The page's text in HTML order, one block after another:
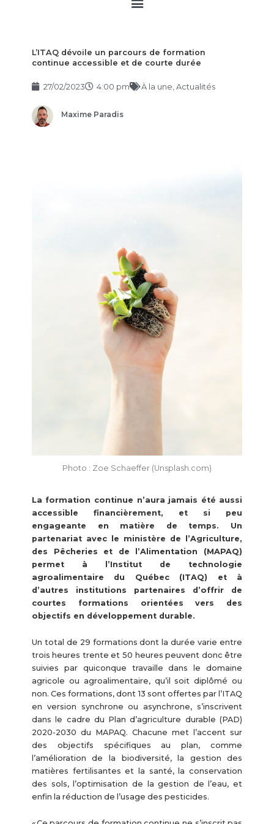
L’ITAQ dévoile un parcours de formation
continue accessible et de courte durée
27/02/2023 4:00 pm À la une Actualités
Maxime Paradis
Photo : Zoe Schaeffer (Unsplash.com)
La formation continue n’aura jamais été aussi
accessible financièrement, et si peu
engageante en matière de temps. Un
partenariat avec le ministère de l’Agriculture,
des Pêcheries et de l’Alimentation (MAPAQ)
permet à l’Institut de technologie
agroalimentaire du Québec (ITAQ) et à
d’autres institutions partenaires d’offrir de
courtes formations orientées vers des
objectifs en développement durable.
Un total de 29 formations dont la durée varie entre
trois heures trente et 50 heures peuvent donc être
suivies par quiconque travaille dans le domaine
agricole ou agroalimentaire, qu’il soit diplômé ou
non. Ces formations, dont 13 sont offertes par l’ITAQ
en version synchrone ou asynchrone, s’inscrivent
dans le cadre du Plan d’agriculture durable (PAD)
2020-2030 du MAPAQ. Chacune met l’accent sur
des objectifs spécifiques au plan, comme
l’amélioration de la biodiversité, la gestion des
matières fertilisantes et la santé, la conservation
des sols, l’optimisation de la gestion de l’eau, et
enfin la réduction de l’usage des pesticides.